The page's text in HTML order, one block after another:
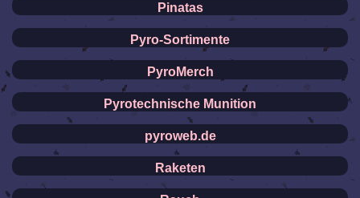
Pinatas
Pyro-Sortimente
PyroMerch
Pyrotechnische Munition
pyroweb.de
Raketen